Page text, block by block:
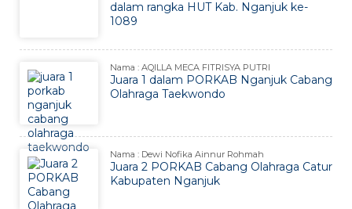
dalam rangka HUT Kab. Nganjuk ke-
1089
Nama : AQILLA MECA FITRISYA PUTRI
Juara 1 dalam PORKAB Nganjuk Cabang
Olahraga Taekwondo
Nama : Dewi Nofika Ainnur Rohmah
Juara 2 PORKAB Cabang Olahraga Catur
Kabupaten Nganjuk